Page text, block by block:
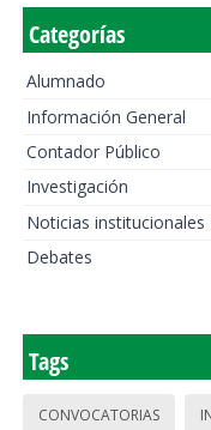
Categorías
Alumnado
Información General
Contador Público
Investigación
Noticias institucionales
Debates
Tags
CONVOCATORIAS